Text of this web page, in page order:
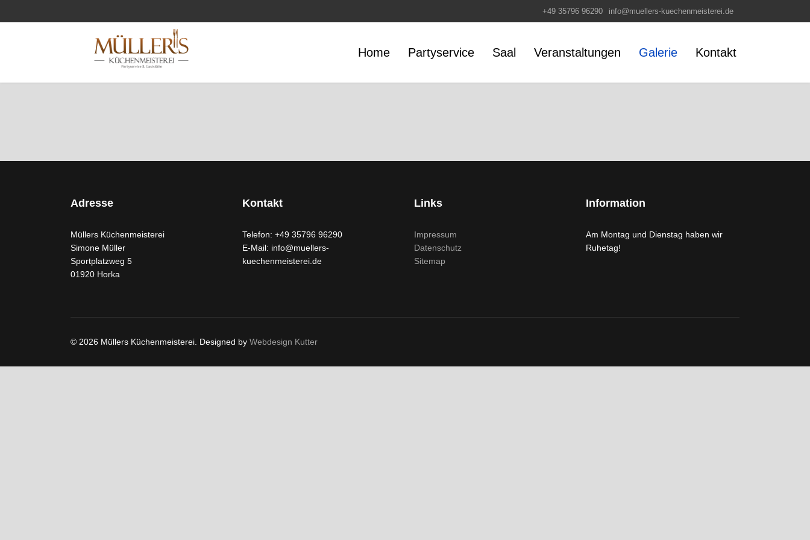
+49 35796 96290 info@muellers-kuechenmeisterei.de
Home Partyservice Saal Veranstaltungen Galerie Kontakt
Adresse
Müllers Küchenmeisterei
Simone Müller
Sportplatzweg 5
01920 Horka
Kontakt
Telefon: +49 35796 96290
E-Mail: info@muellers-
kuechenmeisterei.de
Links
Impressum
Datenschutz
Sitemap
Information
Am Montag und Dienstag haben wir
Ruhetag!
© 2026 Müllers Küchenmeisterei. Designed by Webdesign Kutter